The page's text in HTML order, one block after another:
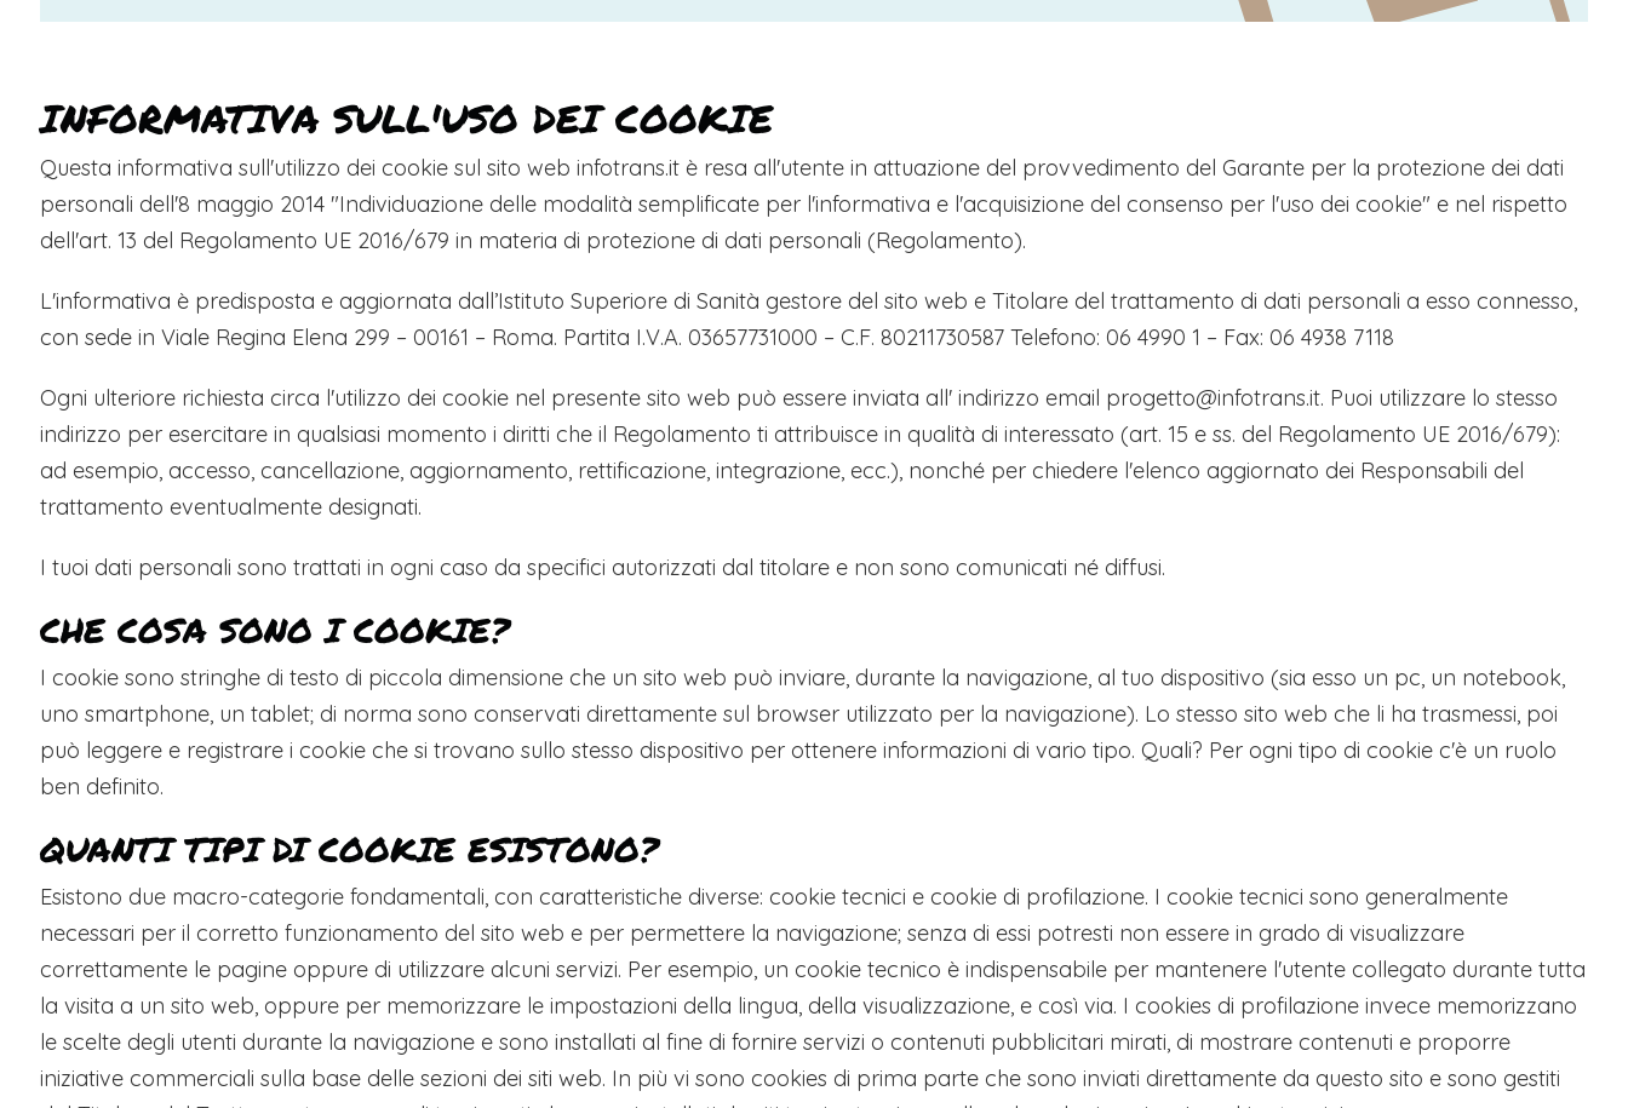
INFORMATIVA SULL'USO DEI COOKIE
Questa informativa sull'utilizzo dei cookie sul sito web infotrans.it è resa all'utente in attuazione del provvedimento del Garante per la protezione dei dati
personali dell'8 maggio 2014 "Individuazione delle modalità semplificate per l'informativa e l'acquisizione del consenso per l'uso dei cookie" e nel rispetto
dell'art. 13 del Regolamento UE 2016/679 in materia di protezione di dati personali (Regolamento).
L'informativa è predisposta e aggiornata dall’Istituto Superiore di Sanità gestore del sito web e Titolare del trattamento di dati personali a esso connesso,
con sede in Viale Regina Elena 299 – 00161 – Roma. Partita I.V.A. 03657731000 – C.F. 80211730587 Telefono: 06 4990 1 – Fax: 06 4938 7118
Ogni ulteriore richiesta circa l'utilizzo dei cookie nel presente sito web può essere inviata all' indirizzo email progetto@infotrans.it. Puoi utilizzare lo stesso
indirizzo per esercitare in qualsiasi momento i diritti che il Regolamento ti attribuisce in qualità di interessato (art. 15 e ss. del Regolamento UE 2016/679):
ad esempio, accesso, cancellazione, aggiornamento, rettificazione, integrazione, ecc.), nonché per chiedere l'elenco aggiornato dei Responsabili del
trattamento eventualmente designati.
I tuoi dati personali sono trattati in ogni caso da specifici autorizzati dal titolare e non sono comunicati né diffusi.
CHE COSA SONO I COOKIE?
I cookie sono stringhe di testo di piccola dimensione che un sito web può inviare, durante la navigazione, al tuo dispositivo (sia esso un pc, un notebook,
uno smartphone, un tablet; di norma sono conservati direttamente sul browser utilizzato per la navigazione). Lo stesso sito web che li ha trasmessi, poi
può leggere e registrare i cookie che si trovano sullo stesso dispositivo per ottenere informazioni di vario tipo. Quali? Per ogni tipo di cookie c'è un ruolo
ben definito.
QUANTI TIPI DI COOKIE ESISTONO?
Esistono due macro-categorie fondamentali, con caratteristiche diverse: cookie tecnici e cookie di profilazione. I cookie tecnici sono generalmente
necessari per il corretto funzionamento del sito web e per permettere la navigazione; senza di essi potresti non essere in grado di visualizzare
correttamente le pagine oppure di utilizzare alcuni servizi. Per esempio, un cookie tecnico è indispensabile per mantenere l'utente collegato durante tutta
la visita a un sito web, oppure per memorizzare le impostazioni della lingua, della visualizzazione, e così via. I cookies di profilazione invece memorizzano
le scelte degli utenti durante la navigazione e sono installati al fine di fornire servizi o contenuti pubblicitari mirati, di mostrare contenuti e proporre
iniziative commerciali sulla base delle sezioni dei siti web. In più vi sono cookies di prima parte che sono inviati direttamente da questo sito e sono gestiti